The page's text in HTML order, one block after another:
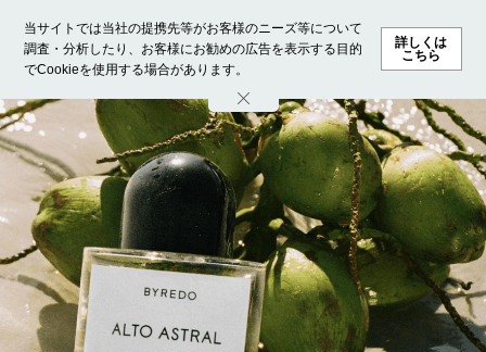
当サイトでは当社の提携先等がお客様のニーズ等について
調査・分析したり、お客様にお勧めの広告を表示する目的
でCookieを使用する場合があります。
詳しくは
こちら
ホーム モデル募集 ランキング ファッション ビューテ